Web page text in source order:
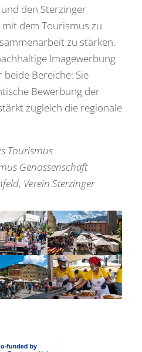
den Sterzinger
dem Tourismus zu
zu stärken.
Imagewerbung
Bereiche: Sie
Bewerbung der
zugleich die regionale
Tourismus
Genossenschaft
Verein Sterzinger